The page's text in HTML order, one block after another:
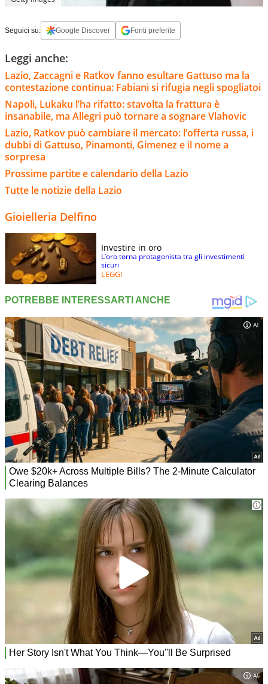
Seguici su: Google Discover Fonti preferite
Leggi anche:
Lazio, Zaccagni e Ratkov fanno esultare Gattuso ma la
contestazione continua: Fabiani si rifugia negli spogliatoi
Napoli, Lukaku l’ha rifatto: stavolta la frattura è
insanabile, ma Allegri può tornare a sognare Vlahovic
Lazio, Ratkov può cambiare il mercato: l’offerta russa, i
dubbi di Gattuso, Pinamonti, Gimenez e il nome a
sorpresa
Prossime partite e calendario della Lazio
Tutte le notizie della Lazio
Gioielleria Delfino
Investire in oro
L’oro torna protagonista tra gli investimenti
sicuri
LEGGI